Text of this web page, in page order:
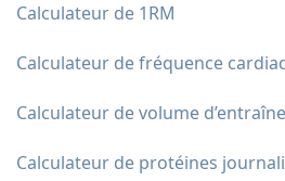
Calculateur de 1RM
Calculateur de fréquence
Calculateur de volume
Calculateur de protéines